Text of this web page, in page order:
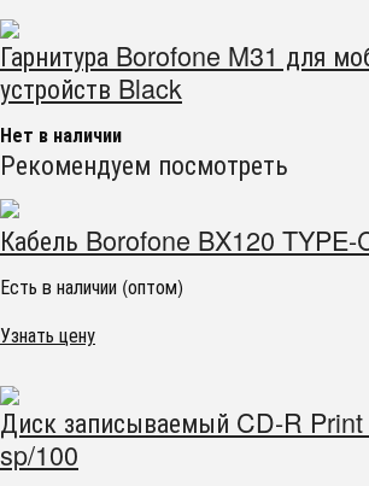
Гарнитура Borofone M31 для
устройств Black
Нет в наличии
Рекомендуем посмотреть
Кабель Borofone BX120 TYPE-
Есть в наличии (оптом)
Узнать цену
Диск записываемый CD-R
sp/100